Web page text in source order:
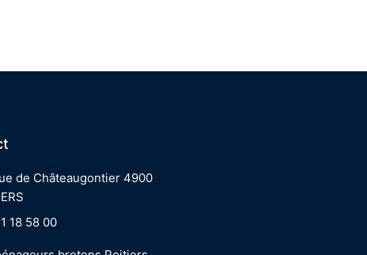
de Châteaugontier 4900
18 58 00